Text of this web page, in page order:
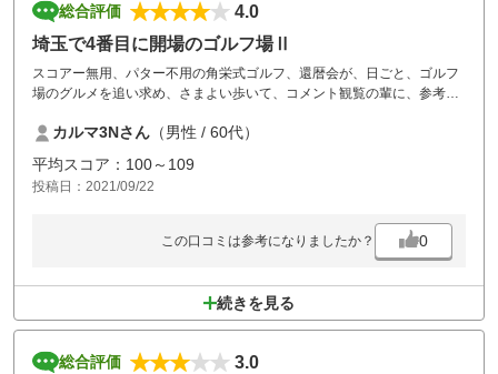
総合評価
4.0
埼玉で4番目に開場のゴルフ場Ⅱ
スコアー無用、パター不用の角栄式ゴルフ、還暦会が、日ごと、ゴルフ
場のグルメを追い求め、さまよい歩いて、コメント観覧の輩に、参考に
に訪問時には感じませんでしたが、難しいコースでした。未来場の輩
は、キャディさん付がよろしいかと思います。そば好きの方は、天ざ
る、是非、ご賞味有れ！美味しかったです。誠に生意気で恐縮でした。
追伸、そろそろ風呂お願いします。
カルマ3Nさん （男性 / 60代）
平均スコア：100～109
投稿日：2021/09/22
この口コミは参考になりましたか？ 0
続きを見る
総合評価
3.0